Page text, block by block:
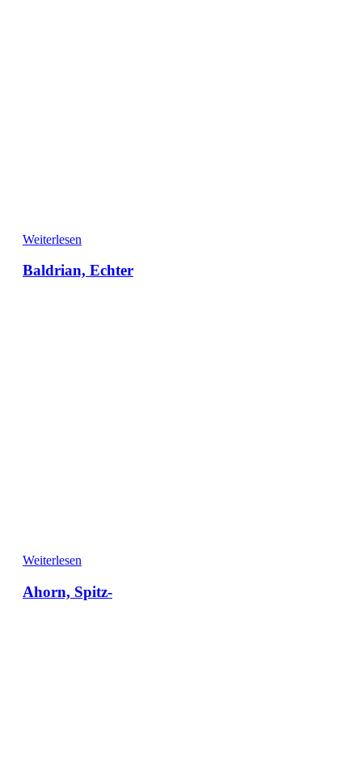
Weiterlesen
Baldrian, Echter
Weiterlesen
Ahorn, Spitz-